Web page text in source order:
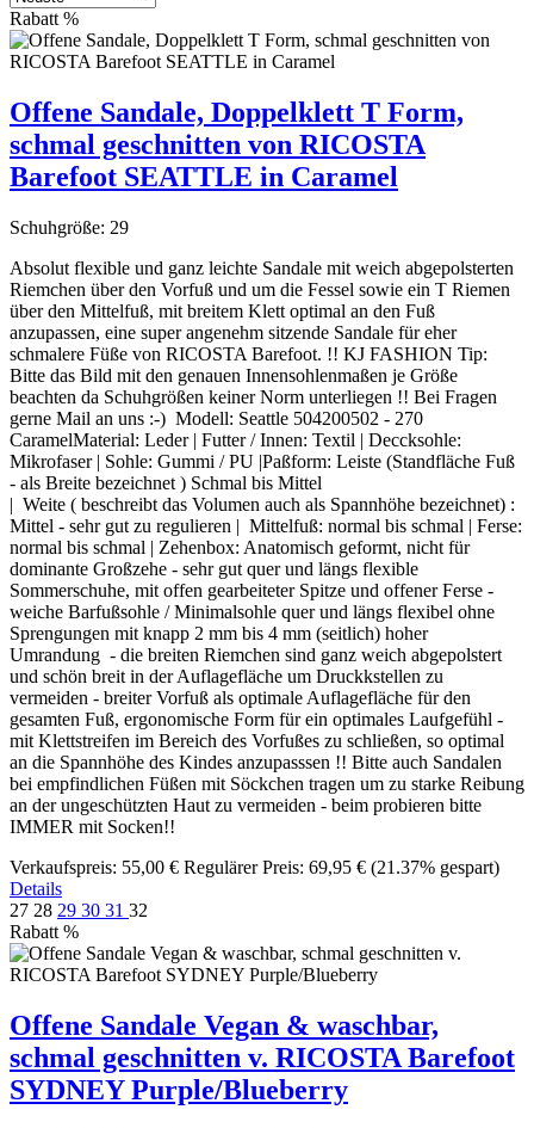
Rabatt %
Offene Sandale, Doppelklett T Form,
schmal geschnitten von RICOSTA
Barefoot SEATTLE in Caramel
Schuhgröße: 29
Absolut flexible und ganz leichte Sandale mit weich abgepolsterten
Riemchen über den Vorfuß und um die Fessel sowie ein T Riemen
über den Mittelfuß, mit breitem Klett optimal an den Fuß
anzupassen, eine super angenehm sitzende Sandale für eher
schmalere Füße von RICOSTA Barefoot. !! KJ FASHION Tip:
Bitte das Bild mit den genauen Innensohlenmaßen je Größe
beachten da Schuhgrößen keiner Norm unterliegen !! Bei Fragen
gerne Mail an uns :-) Modell: Seattle 504200502 - 270
CaramelMaterial: Leder | Futter / Innen: Textil | Deccksohle:
Mikrofaser | Sohle: Gummi / PU |Paßform: Leiste (Standfläche Fuß
- als Breite bezeichnet ) Schmal bis Mittel
| Weite ( beschreibt das Volumen auch als Spannhöhe bezeichnet) :
Mittel - sehr gut zu regulieren | Mittelfuß: normal bis schmal | Ferse:
normal bis schmal | Zehenbox: Anatomisch geformt, nicht für
dominante Großzehe - sehr gut quer und längs flexible
Sommerschuhe, mit offen gearbeiteter Spitze und offener Ferse -
weiche Barfußsohle / Minimalsohle quer und längs flexibel ohne
Sprengungen mit knapp 2 mm bis 4 mm (seitlich) hoher
Umrandung - die breiten Riemchen sind ganz weich abgepolstert
und schön breit in der Auflagefläche um Druckkstellen zu
vermeiden - breiter Vorfuß als optimale Auflagefläche für den
gesamten Fuß, ergonomische Form für ein optimales Laufgefühl -
mit Klettstreifen im Bereich des Vorfußes zu schließen, so optimal
an die Spannhöhe des Kindes anzupasssen !! Bitte auch Sandalen
bei empfindlichen Füßen mit Söckchen tragen um zu starke Reibung
an der ungeschützten Haut zu vermeiden - beim probieren bitte
IMMER mit Socken!!
Verkaufspreis: 55,00 € Regulärer Preis: 69,95 € (21.37% gespart)
Details
27 28 29 30 31 32
Rabatt %
Offene Sandale Vegan & waschbar,
schmal geschnitten v. RICOSTA Barefoot
SYDNEY Purple/Blueberry